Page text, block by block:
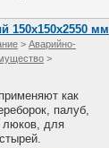
150х150х2550 мм
> Аварийно-
>
как
палуб,
люков, для